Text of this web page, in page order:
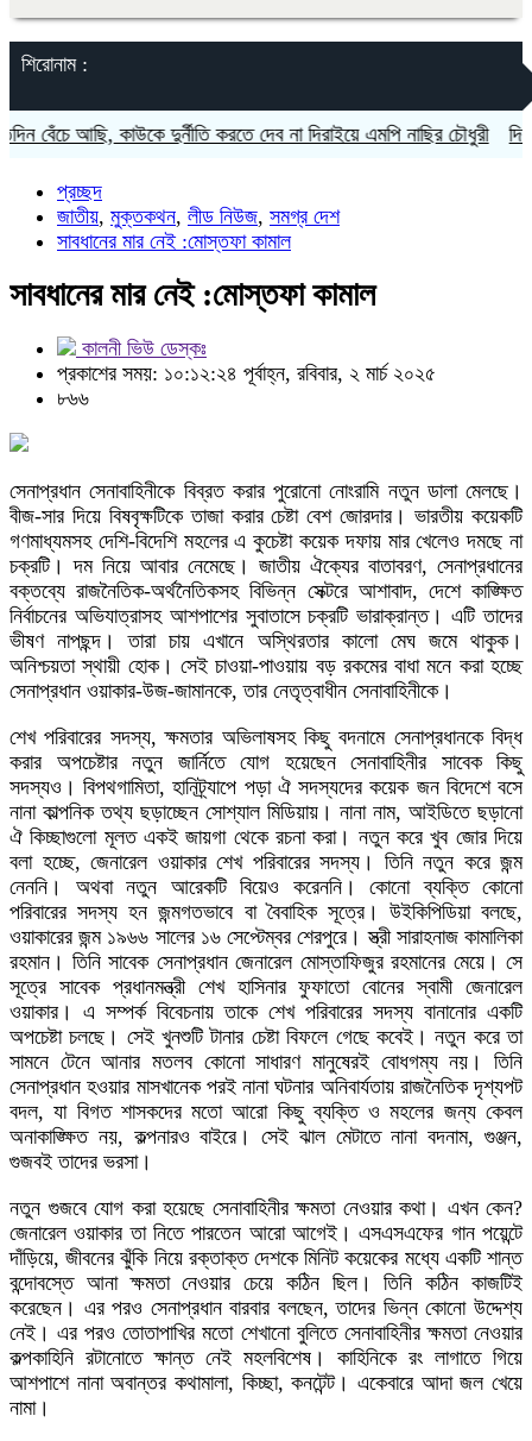
শিরোনাম :
আছি, কাউকে দুর্নীতি করতে দেব না দিরাইয়ে এমপি নাছির চৌধুরী দিরাইয়ে
প্রচ্ছদ
জাতীয়, মুক্তকথন, লীড নিউজ, সমগ্র দেশ
সাবধানের মার নেই :মোস্তফা কামাল
সাবধানের মার নেই :মোস্তফা কামাল
কালনী ভিউ ডেস্কঃ
প্রকাশের সময়: ১০:১২:২৪ পূর্বাহ্ন, রবিবার, ২ মার্চ ২০২৫
৮৬৬
সেনাপ্রধান সেনাবাহিনীকে বিব্রত করার পুরোনো নোংরামি নতুন ডালা মেলছে।
বীজ-সার দিয়ে বিষবৃক্ষটিকে তাজা করার চেষ্টা বেশ জোরদার। ভারতীয় কয়েকটি
গণমাধ্যমসহ দেশি-বিদেশি মহলের এ কুচেষ্টা কয়েক দফায় মার খেলেও দমছে না
চক্রটি। দম নিয়ে আবার নেমেছে। জাতীয় ঐক্যের বাতাবরণ, সেনাপ্রধানের
বক্তব্যে রাজনৈতিক-অর্থনৈতিকসহ বিভিন্ন সেক্টরে আশাবাদ, দেশে কাঙ্ক্ষিত
নির্বাচনের অভিযাত্রাসহ আশপাশের সুবাতাসে চক্রটি ভারাক্রান্ত। এটি তাদের
ভীষণ নাপছন্দ। তারা চায় এখানে অস্থিরতার কালো মেঘ জমে থাকুক।
অনিশ্চয়তা স্থায়ী হোক। সেই চাওয়া-পাওয়ায় বড় রকমের বাধা মনে করা হচ্ছে
সেনাপ্রধান ওয়াকার-উজ-জামানকে, তার নেতৃত্বাধীন সেনাবাহিনীকে।
শেখ পরিবারের সদস্য, ক্ষমতার অভিলাষসহ কিছু বদনামে সেনাপ্রধানকে বিদ্ধ
করার অপচেষ্টার নতুন জার্নিতে যোগ হয়েছেন সেনাবাহিনীর সাবেক কিছু
সদস্যও। বিপথগামিতা, হানিট্র্যাপে পড়া ঐ সদস্যদের কয়েক জন বিদেশে বসে
নানা কাল্পনিক তথ্য ছড়াচ্ছেন সোশ্যাল মিডিয়ায়। নানা নাম, আইডিতে ছড়ানো
ঐ কিচ্ছাগুলো মূলত একই জায়গা থেকে রচনা করা। নতুন করে খুব জোর দিয়ে
বলা হচ্ছে, জেনারেল ওয়াকার শেখ পরিবারের সদস্য। তিনি নতুন করে জন্ম
নেননি। অথবা নতুন আরেকটি বিয়েও করেননি। কোনো ব্যক্তি কোনো
পরিবারের সদস্য হন জন্মগতভাবে বা বৈবাহিক সূত্রে। উইকিপিডিয়া বলছে,
ওয়াকারের জন্ম ১৯৬৬ সালের ১৬ সেপ্টেম্বর শেরপুরে। স্ত্রী সারাহনাজ কামালিকা
রহমান। তিনি সাবেক সেনাপ্রধান জেনারেল মোস্তাফিজুর রহমানের মেয়ে। সে
সূত্রে সাবেক প্রধানমন্ত্রী শেখ হাসিনার ফুফাতো বোনের স্বামী জেনারেল
ওয়াকার। এ সম্পর্ক বিবেচনায় তাকে শেখ পরিবারের সদস্য বানানোর একটি
অপচেষ্টা চলছে। সেই খুনশুটি টানার চেষ্টা বিফলে গেছে কবেই। নতুন করে তা
সামনে টেনে আনার মতলব কোনো সাধারণ মানুষেরই বোধগম্য নয়। তিনি
সেনাপ্রধান হওয়ার মাসখানেক পরই নানা ঘটনার অনিবার্যতায় রাজনৈতিক দৃশ্যপট
বদল, যা বিগত শাসকদের মতো আরো কিছু ব্যক্তি ও মহলের জন্য কেবল
অনাকাঙ্ক্ষিত নয়, কল্পনারও বাইরে। সেই ঝাল মেটাতে নানা বদনাম, গুঞ্জন,
গুজবই তাদের ভরসা।
নতুন গুজবে যোগ করা হয়েছে সেনাবাহিনীর ক্ষমতা নেওয়ার কথা। এখন কেন?
জেনারেল ওয়াকার তা নিতে পারতেন আরো আগেই। এসএসএফের গান পয়েন্টে
দাঁড়িয়ে, জীবনের ঝুঁকি নিয়ে রক্তাক্ত দেশকে মিনিট কয়েকের মধ্যে একটি শান্ত
বন্দোবস্তে আনা ক্ষমতা নেওয়ার চেয়ে কঠিন ছিল। তিনি কঠিন কাজটিই
করেছেন। এর পরও সেনাপ্রধান বারবার বলছেন, তাদের ভিন্ন কোনো উদ্দেশ্য
নেই। এর পরও তোতাপাখির মতো শেখানো বুলিতে সেনাবাহিনীর ক্ষমতা নেওয়ার
কল্পকাহিনি রটানোতে ক্ষান্ত নেই মহলবিশেষ। কাহিনিকে রং লাগাতে গিয়ে
আশপাশে নানা অবান্তর কথামালা, কিচ্ছা, কনটেন্ট। একেবারে আদা জল খেয়ে
নামা।